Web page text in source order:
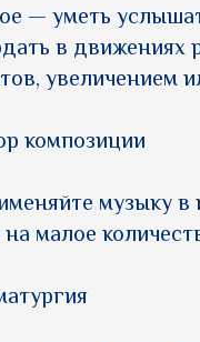
— уметь
в движениях
увеличением
композиции
музыку в
малое